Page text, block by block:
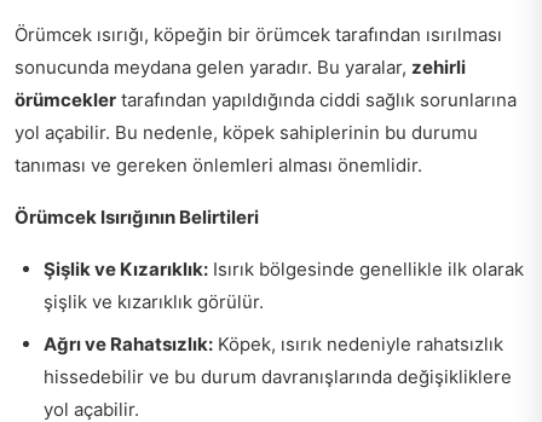
Örümcek ısırığı, köpeğin bir örümcek tarafından ısırılması
sonucunda meydana gelen yaradır. Bu yaralar, zehirli
örümcekler tarafından yapıldığında ciddi sağlık sorunlarına
yol açabilir. Bu nedenle, köpek sahiplerinin bu durumu
tanıması ve gereken önlemleri alması önemlidir.
Örümcek Isırığının Belirtileri
Şişlik ve Kızarıklık: Isırık bölgesinde genellikle ilk olarak
şişlik ve kızarıklık görülür.
Ağrı ve Rahatsızlık: Köpek, ısırık nedeniyle rahatsızlık
hissedebilir ve bu durum davranışlarında değişikliklere
yol açabilir.